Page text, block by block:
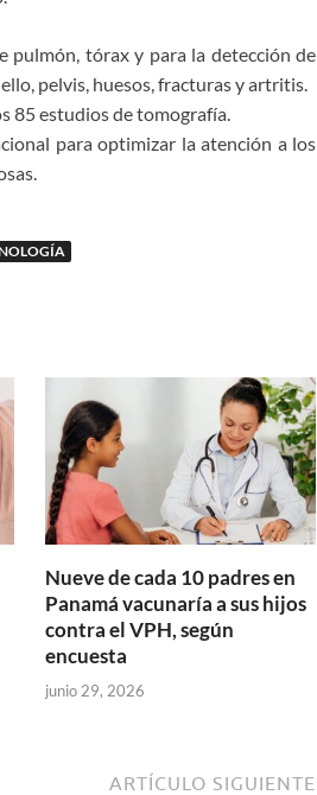
pulmón, tórax y para la detección de
pelvis, huesos, fracturas y artritis.
85 estudios de tomografía.
para optimizar la atención a los
Nueve de cada 10 padres en
Panamá vacunaría a sus hijos
contra el VPH, según
encuesta
junio 29, 2026
ARTÍCULO SIGUIENTE